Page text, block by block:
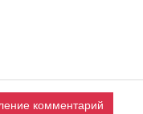
комментарий